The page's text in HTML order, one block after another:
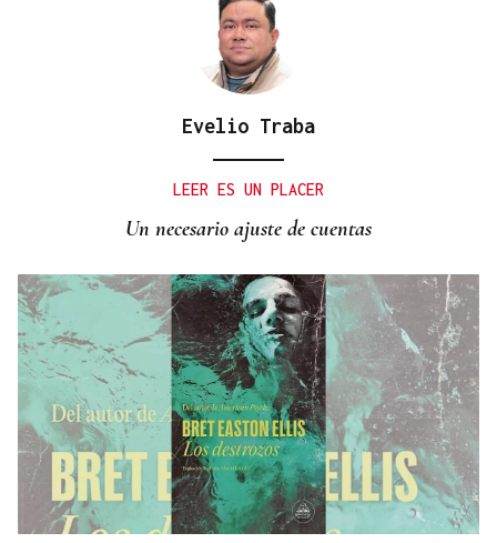
Evelio Traba
LEER ES UN PLACER
Un necesario ajuste de cuentas